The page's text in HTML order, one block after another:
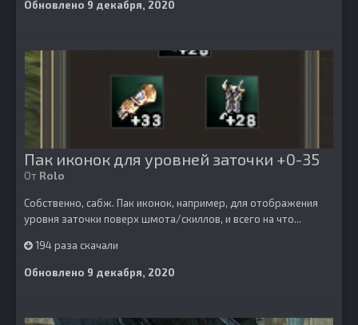
Обновлено 9 декабря, 2020
Пак иконок для уровней заточки +0-35
От Rolo
Собственно, сабж. Пак иконок, например, для отображения
уровня заточки поверх шмота/скиллов, и всего на что...
194 раза скачали
Обновлено 9 декабря, 2020